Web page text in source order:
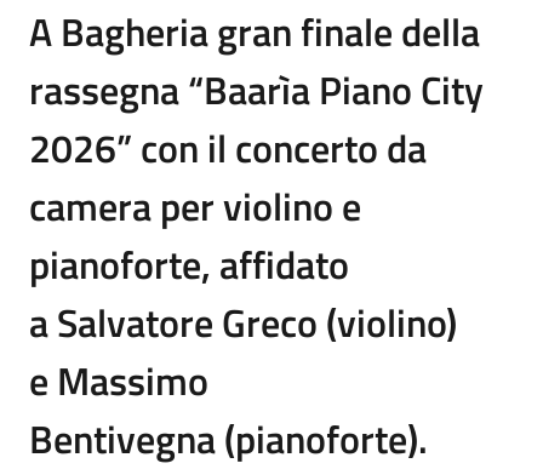
A Bagheria gran finale della
rassegna “Baarìa Piano City
2026” con il concerto da
camera per violino e
pianoforte, affidato
a Salvatore Greco (violino)
e Massimo
Bentivegna (pianoforte).